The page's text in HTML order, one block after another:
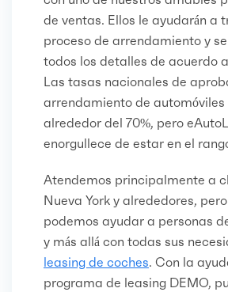
de ventas. Ellos le ayudarán a
proceso de arrendamiento y
todos los detalles de acuerdo
Las tasas nacionales de
arrendamiento de automóviles
alrededor del 70%, pero
enorgullece de estar en el
Atendemos principalmente a
Nueva York y alrededores,
podemos ayudar a personas
y más allá con todas sus
leasing de coches. Con la
programa de leasing DEMO,